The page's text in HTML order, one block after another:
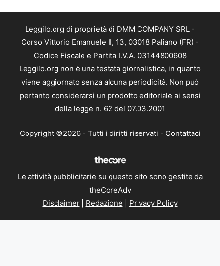
Leggilo.org di proprietà di DMM COMPANY SRL -
Corso Vittorio Emanuele II, 13, 03018 Paliano (FR) -
Codice Fiscale e Partita I.V.A. 03144800608
Leggilo.org non è una testata giornalistica, in quanto
viene aggiornato senza alcuna periodicità. Non può
pertanto considerarsi un prodotto editoriale ai sensi
della legge n. 62 del 07.03.2001
Copyright ©2026 - Tutti i diritti riservati - Contattaci
Le attività pubblicitarie su questo sito sono gestite da
theCoreAdv
Disclaimer| Redazione Privacy Policy